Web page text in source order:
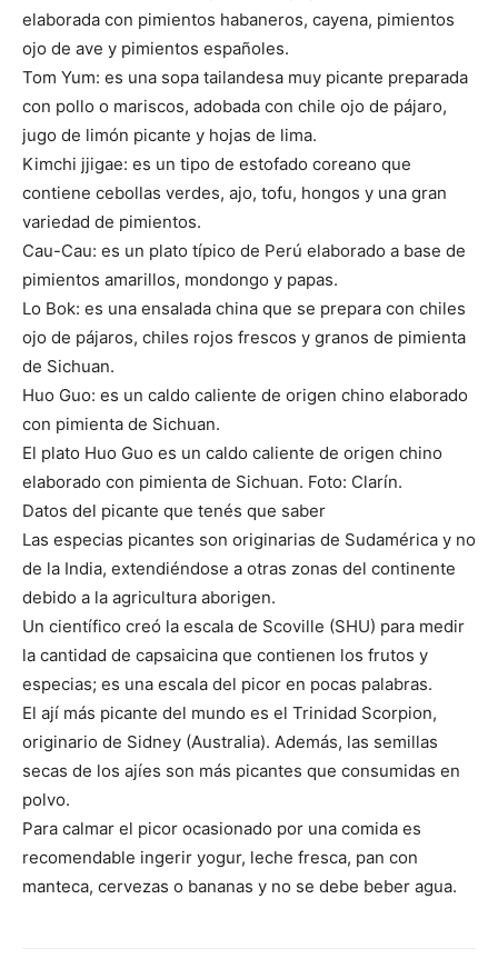
elaborada con pimientos habaneros, cayena, pimientos
ojo de ave y pimientos españoles.
Tom Yum: es una sopa tailandesa muy picante preparada
con pollo o mariscos, adobada con chile ojo de pájaro,
jugo de limón picante y hojas de lima.
Kimchi jjigae: es un tipo de estofado coreano que
contiene cebollas verdes, ajo, tofu, hongos y una gran
variedad de pimientos.
Cau-Cau: es un plato típico de Perú elaborado a base de
pimientos amarillos, mondongo y papas.
Lo Bok: es una ensalada china que se prepara con chiles
ojo de pájaros, chiles rojos frescos y granos de pimienta
de Sichuan.
Huo Guo: es un caldo caliente de origen chino elaborado
con pimienta de Sichuan.
El plato Huo Guo es un caldo caliente de origen chino
elaborado con pimienta de Sichuan. Foto: Clarín.
Datos del picante que tenés que saber
Las especias picantes son originarias de Sudamérica y no
de la India, extendiéndose a otras zonas del continente
debido a la agricultura aborigen.
Un científico creó la escala de Scoville (SHU) para medir
la cantidad de capsaicina que contienen los frutos y
especias; es una escala del picor en pocas palabras.
El ají más picante del mundo es el Trinidad Scorpion,
originario de Sidney (Australia). Además, las semillas
secas de los ajíes son más picantes que consumidas en
polvo.
Para calmar el picor ocasionado por una comida es
recomendable ingerir yogur, leche fresca, pan con
manteca, cervezas o bananas y no se debe beber agua.